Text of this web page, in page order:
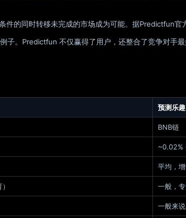
件的同时转移未完成的市场成为可能。据Predictfun官
子。Predictfun 不仅赢得了用户，还整合了竞争对手
预测乐趣
BNB链
~0.02%
平均，
一般，
一般来